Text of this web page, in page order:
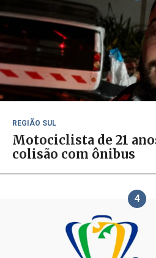
REGIÃO SUL
Motociclista de 21
colisão com ônibus
4